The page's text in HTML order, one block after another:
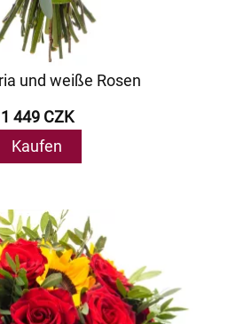
und weiße Rosen
1 449 CZK
Kaufen